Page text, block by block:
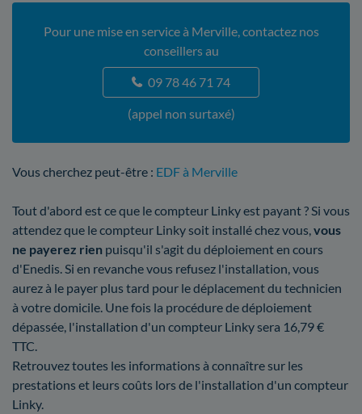
Pour une mise en service à Merville, contactez nos
conseillers au
09 78 46 71 74
(appel non surtaxé)
Vous cherchez peut-être : EDF à Merville
Tout d'abord est ce que le compteur Linky est payant ? Si vous
attendez que le compteur Linky soit installé chez vous,vous
ne payerez rien puisqu'il s'agit du déploiement en cours
d'Enedis. Si en revanche vous refusez l'installation, vous
aurez à le payer plus tard pour le déplacement du technicien
à votre domicile. Une fois la procédure de déploiement
dépassée, l'installation d'un compteur Linky sera 16,79 €
TTC.
Retrouvez toutes les informations à connaître sur les
prestations et leurs coûts lors de l'installation d'un compteur
Linky.